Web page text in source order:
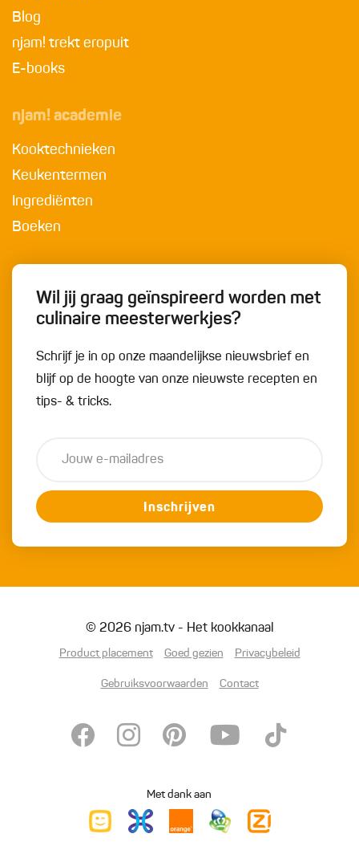
Blog
njam! trekt eropuit
E-books
njam! academie
Kooktechnieken
Keukentermen
Ingrediënten
Boeken
Wil jij graag geïnspireerd worden met
culinaire meesterwerkjes?
Schrijf je in op onze maandelijkse nieuwsbrief en
blijf op de hoogte van onze nieuwste recepten en
tips- & tricks.
Inschrijven
© 2026 njam.tv - Het kookkanaal
Product placement Goed gezien Privacybeleid
Gebruiksvoorwaarden Contact
Met dank aan